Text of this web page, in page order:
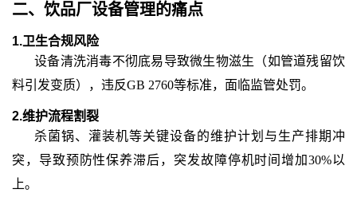
二、饮品厂设备管理的痛点
1.卫生合规风险
设备清洗消毒不彻底易导致微生物滋生（如管道残留饮
料引发变质），违反GB 2760等标准，面临监管处罚。
2.维护流程割裂
杀菌锅、灌装机等关键设备的维护计划与生产排期冲
突，导致预防性保养滞后，突发故障停机时间增加30%以
上。